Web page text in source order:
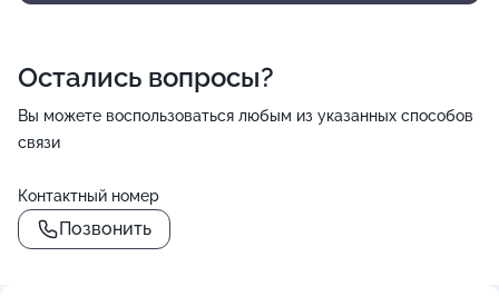
Остались вопросы?
Вы можете воспользоваться любым из указанных способов
связи
Контактный номер
Позвонить